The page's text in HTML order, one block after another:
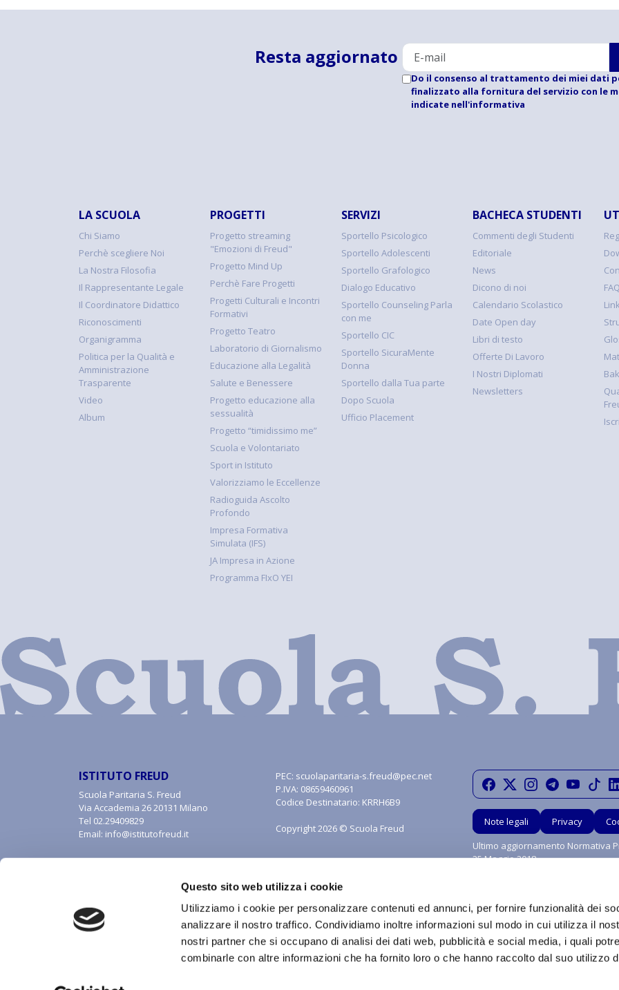
Questo sito web utilizza i cookie
Utilizziamo i cookie per personalizzare contenuti ed annunci, per fornire funzionalità dei
analizzare il nostro traffico. Condividiamo inoltre informazioni sul modo in cui utilizza il
nostri partner che si occupano di analisi dei dati web, pubblicità e social media, i quali
combinarle con altre informazioni che ha fornito loro o che hanno raccolto dal suo utilizzo
Resta aggiornato
Do il consenso al trattamento dei miei dati
finalizzato alla fornitura del servizio con le
indicate nell'informativa
LA SCUOLA
Chi Siamo
Perchè scegliere Noi
La Nostra Filosofia
Il Rappresentante Legale
Il Coordinatore Didattico
Riconoscimenti
Organigramma
Politica per la Qualità e
Amministrazione
Trasparente
Video
Album
PROGETTI
Progetto streaming
"Emozioni di Freud"
Progetto Mind Up
Perchè Fare Progetti
Progetti Culturali e Incontri
Formativi
Progetto Teatro
Laboratorio di Giornalismo
Educazione alla Legalità
Salute e Benessere
Progetto educazione alla
sessualità
Progetto “timidissimo me”
Scuola e Volontariato
Sport in Istituto
Valorizziamo le Eccellenze
Radioguida Ascolto
Profondo
Impresa Formativa
Simulata (IFS)
JA Impresa in Azione
Programma FIxO YEI
SERVIZI
Sportello Psicologico
Sportello Adolescenti
Sportello Grafologico
Dialogo Educativo
Sportello Counseling Parla
con me
Sportello CIC
Sportello SicuraMente
Donna
Sportello dalla Tua parte
Dopo Scuola
Ufficio Placement
BACHECA STUDENTI
Commenti degli Studenti
Editoriale
News
Dicono di noi
Calendario Scolastico
Date Open day
Libri di testo
Offerte Di Lavoro
I Nostri Diplomati
Newsletters
FAQ
ISTITUTO FREUD
Scuola Paritaria S. Freud
Via Accademia 26 20131 Milano
Tel 02.29409829
Email: info@istitutofreud.it
PEC: scuolaparitaria-s.freud@pec.net
P.IVA: 08659460961
Codice Destinatario: KRRH6B9
Copyright 2026 © Scuola Freud
Note legali Privacy
Ultimo aggiornamento Normativa
25 Maggio 2018
Con riferimento al presente sito, i testi, le immagini, la grafica, i marchi e tutti contenuti e le procedure nonché le idee di realizzo di
alle forme di tutela della proprietà intellettuale. Tutti i diritti sono riservati in favore di Scuola Paritaria S.Freud Srl. È vietata qualsiasi